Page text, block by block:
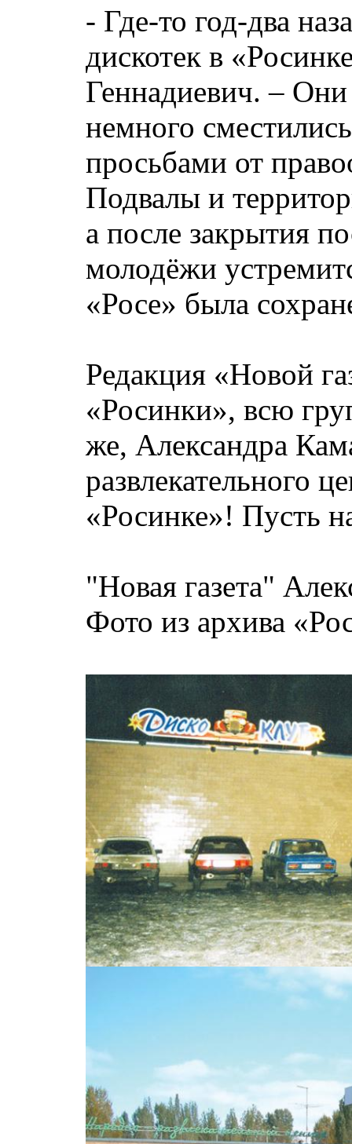
- Где-то год-два
дискотек в
Геннадиевич. –
немного
просьбами от
Подвалы и
а после закрытия
молодёжи
«Росе» была
Редакция «Новой
«Росинки», всю
же, Александра
развлекательного
«Росинке»! Пусть
"Новая газета"
Фото из архива